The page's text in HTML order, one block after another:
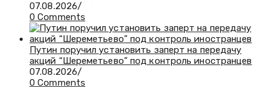
07.08.2026/
0 Comments
Путин поручил установить заперт на передачу
акций “Шереметьево” под контроль иностранцев
07.08.2026/
0 Comments